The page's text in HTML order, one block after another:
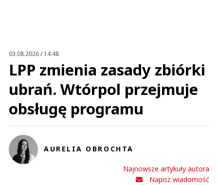
03.08.2026 / 14:48
LPP zmienia zasady zbiórki
ubrań. Wtórpol przejmuje
obsługę programu
AURELIA OBROCHTA
Najnowsze artykuły autora
Napisz wiadomość